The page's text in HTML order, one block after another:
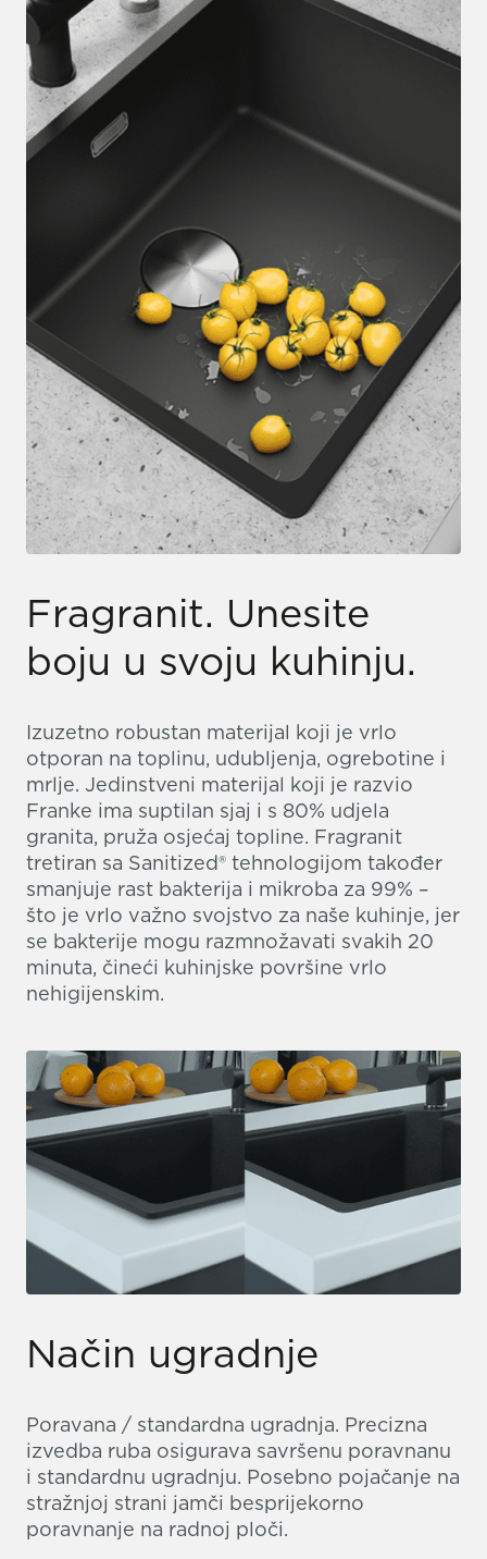
Fragranit. Unesite
boju u svoju kuhinju.
Izuzetno robustan materijal koji je vrlo
otporan na toplinu, udubljenja, ogrebotine i
mrlje. Jedinstveni materijal koji je razvio
Franke ima suptilan sjaj i s 80% udjela
granita, pruža osjećaj topline. Fragranit
tretiran sa Sanitized® tehnologijom također
smanjuje rast bakterija i mikroba za 99% –
što je vrlo važno svojstvo za naše kuhinje, jer
se bakterije mogu razmnožavati svakih 20
minuta, čineći kuhinjske površine vrlo
nehigijenskim.
Način ugradnje
Poravana / standardna ugradnja. Precizna
izvedba ruba osigurava savršenu poravnanu
i standardnu ugradnju. Posebno pojačanje na
stražnjoj strani jamči besprijekorno
poravnanje na radnoj ploči.